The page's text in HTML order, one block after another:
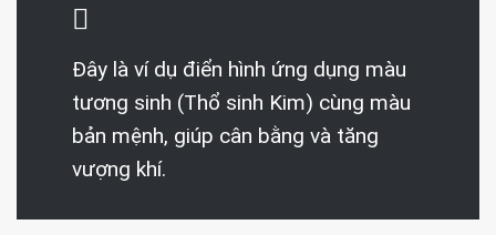
Đây là ví dụ điển hình ứng dụng màu
tương sinh (Thổ sinh Kim) cùng màu
bản mệnh, giúp cân bằng và tăng
vượng khí.